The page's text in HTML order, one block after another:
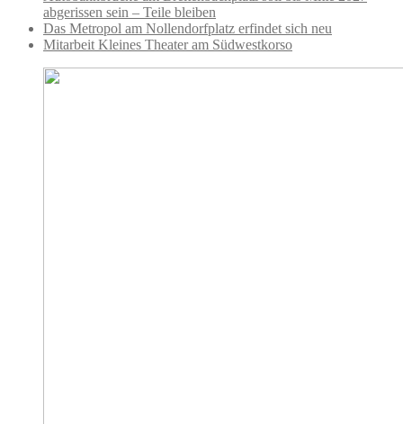
abgerissen sein – Teile bleiben
Das Metropol am Nollendorfplatz erfindet sich neu
Mitarbeit Kleines Theater am Südwestkorso